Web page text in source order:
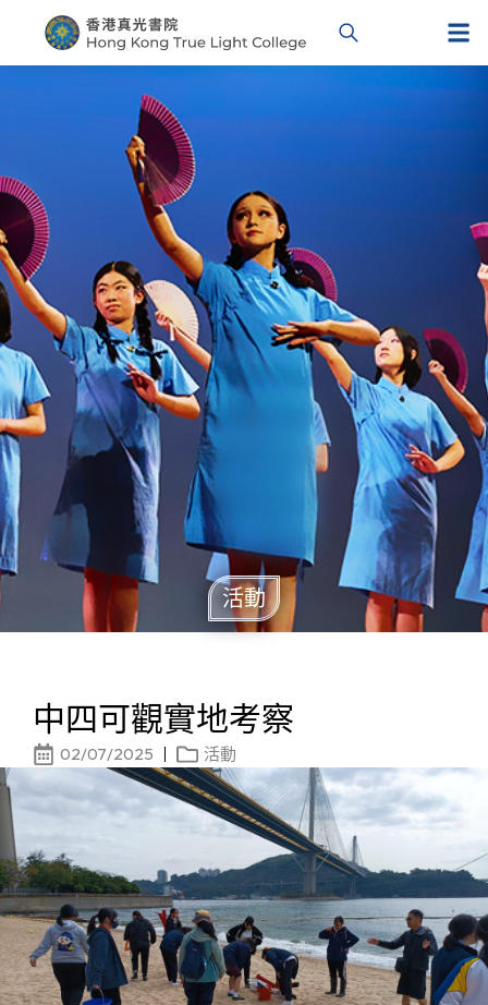
活動
中四可觀實地考察
02/07/2025 活動